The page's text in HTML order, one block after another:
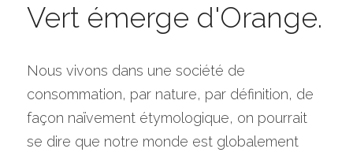
Vert émerge d'Orange.
Nous vivons dans une société de
consommation, par nature, par définition, de
façon naïvement étymologique, on pourrait
se dire que notre monde est globalement